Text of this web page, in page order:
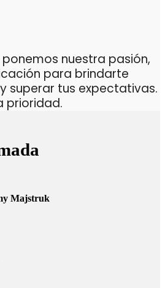
nuestra pasión,
para brindarte
superar tus expectativas.
prioridad.
Majstruk